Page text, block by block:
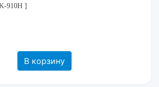
910H ]
В корзину